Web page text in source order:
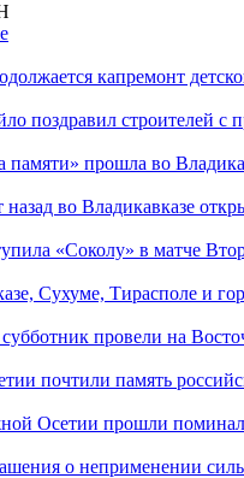
капремонт
поздравил строителей с
памяти» прошла во
назад во Владикавказе
«Соколу» в матче
Сухуме, Тирасполе и
провели на
почтили память
Осетии прошли
о неприменении